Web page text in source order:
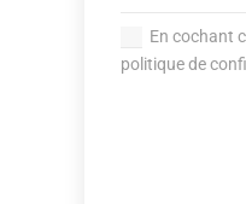
En cochant
politique de